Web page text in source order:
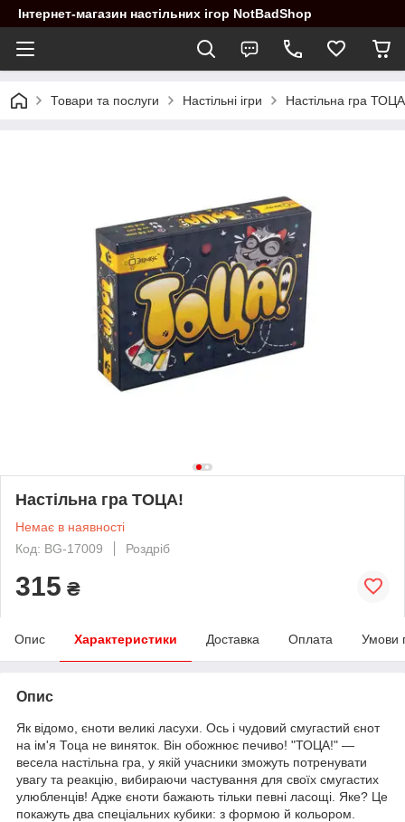
Інтернет-магазин настільних ігор NotBadShop
Товари та послуги Настільні ігри Настільна гра
Настільна гра ТОЦА!
Немає в наявності
Код: BG-17009
Роздріб
315 ₴
Опис Характеристики Доставка Оплата Умови
Опис
Як відомо, єноти великі ласухи. Ось і чудовий смугастий єнот
на ім'я Тоца не виняток. Він обожнює печиво! "ТОЦА!" —
весела настільна гра, у якій учасники зможуть потренувати
увагу та реакцію, вибираючи частування для своїх смугастих
улюбленців! Адже єноти бажають тільки певні ласощі. Яке? Це
покажуть два спеціальних кубики: з формою й кольором.